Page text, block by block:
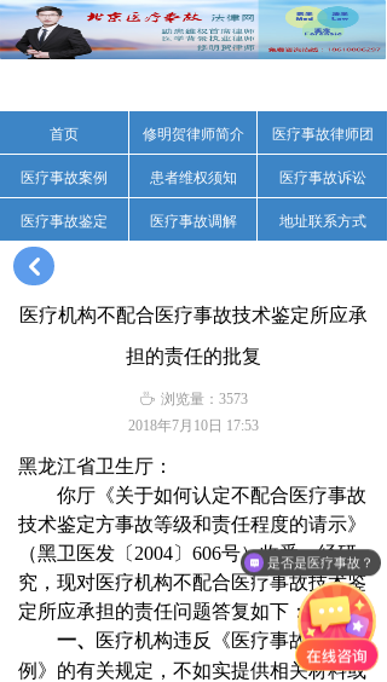
首页 修明贺律师简介 医疗事故律师团
医疗事故案例 患者维权须知 医疗事故诉讼
医疗事故鉴定 医疗事故调解 地址联系方式
医疗机构不配合医疗事故技术鉴定所应承
担的责任的批复
黑龙江省卫生厅：
你厅《关于如何认定不配合医疗事故
技术鉴定方事故等级和责任程度的请示》
（黑卫医发〔 2004〕 606号）收悉。经研
究，现对医疗机构不配合医疗事故技术鉴
定所应承担的责任问题答复如下：
一、
医疗机构违反《医疗事故处理条
例 》的有关规定，不如实提供相关材料或
2018年7月10日 17:53
ꄘ 浏览量： 3573
낒
是否是医疗事故？